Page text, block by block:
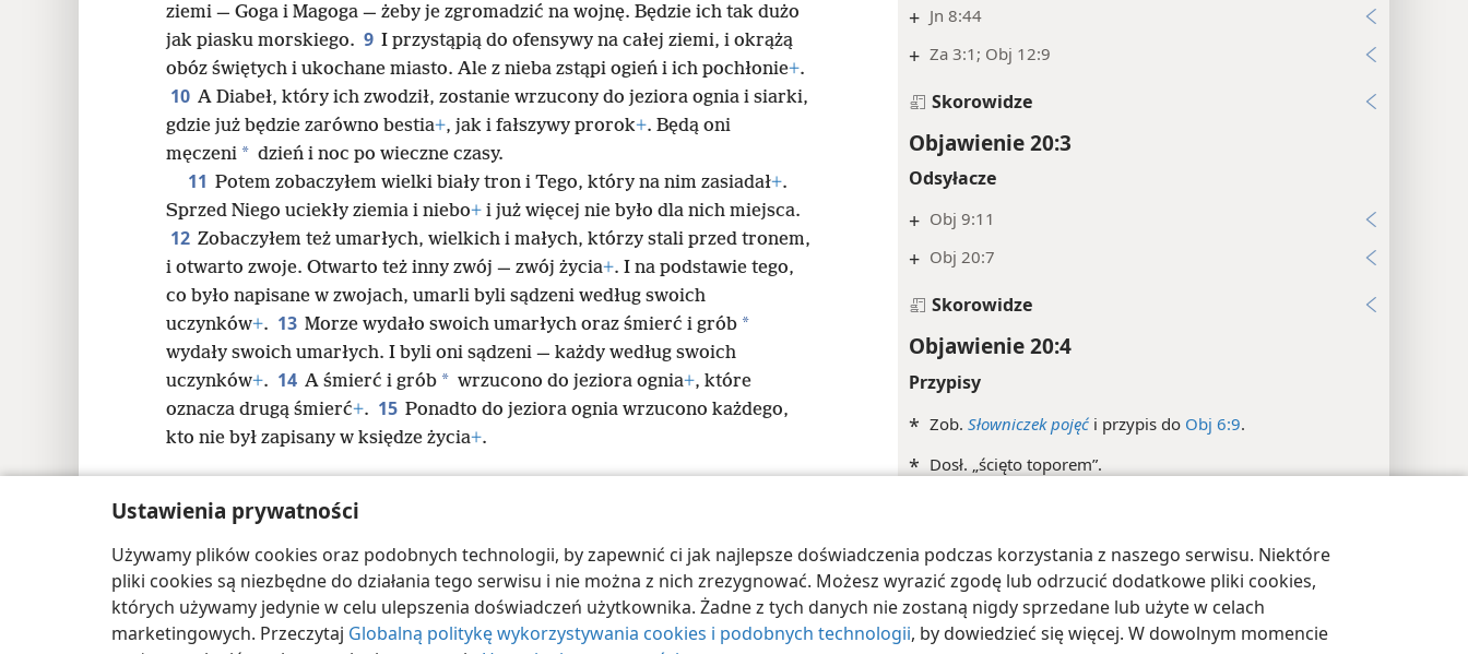
Ustawienia prywatności
Używamy plików cookies oraz podobnych technologii, by zapewnić ci jak najlepsze doświadczenia podczas korzystania z naszego serwisu. Niektóre
pliki cookies są niezbędne do działania tego serwisu i nie można z nich zrezygnować. Możesz wyrazić zgodę lub odrzucić dodatkowe pliki cookies,
których używamy jedynie w celu ulepszenia doświadczeń użytkownika. Żadne z tych danych nie zostaną nigdy sprzedane lub użyte w celach
marketingowych. Przeczytaj Globalną politykę wykorzystywania cookies i podobnych technologii, by dowiedzieć się więcej. W dowolnym momencie
+ Jn 8:44
+ Za 3:1; Obj 12:9
Skorowidze
Objawienie 20:3
Odsyłacze
+ Obj 9:11
+ Obj 20:7
Skorowidze
Objawienie 20:4
Przypisy
* Zob.Słowniczek pojęć i przypis do Obj 6:9.
* Dosł. „ścięto toporem”.
+ Obj 13:15-17
+ Mt 19:28; Łk 22:28-30; 2Tm 2:12; Obj 1:6
Skorowidze
ziemi — Goga i Magoga — żeby je zgromadzić na wojnę. Będzie ich tak dużo
jak piasku morskiego. 9 I przystąpią do ofensywy na całej ziemi, i okrążą
obóz świętych i ukochane miasto. Ale z nieba zstąpi ogień i ich pochłonie+.
10 A Diabeł, który ich zwodził, zostanie wrzucony do jeziora ognia i siarki,
gdzie już będzie zarówno bestia+, jak i fałszywy prorok+. Będą oni
męczeni * dzień i noc po wieczne czasy.
11 Potem zobaczyłem wielki biały tron i Tego, który na nim zasiadał+.
Sprzed Niego uciekły ziemia i niebo+ i już więcej nie było dla nich miejsca.
12 Zobaczyłem też umarłych, wielkich i małych, którzy stali przed tronem,
i otwarto zwoje. Otwarto też inny zwój — zwój życia+. I na podstawie tego,
co było napisane w zwojach, umarli byli sądzeni według swoich
uczynków+. 13 Morze wydało swoich umarłych oraz śmierć i grób *
wydały swoich umarłych. I byli oni sądzeni — każdy według swoich
uczynków+. 14 A śmierć i grób * wrzucono do jeziora ognia+, które
oznacza drugą śmierć+. 15 Ponadto do jeziora ognia wrzucono każdego,
kto nie był zapisany w księdze życia+.
Copyright © 2026 Watch Tower Bible and Tract Society of Pennsylvania Warunki użytkowania Polityka prywatności Ustawienia prywatności JW.ORG Zaloguj